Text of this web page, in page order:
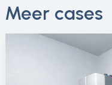
Meer cases